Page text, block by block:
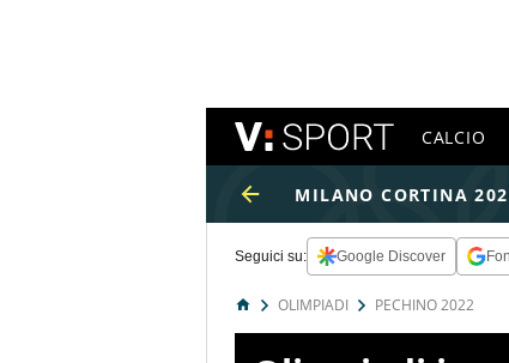
CALCIO
MILANO CORTINA
Seguici su: Google Discover
OLIMPIADI PECHINO 2022